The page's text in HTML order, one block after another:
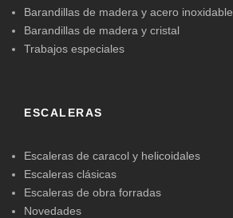
Barandillas de madera y acero inoxidable
Barandillas de madera y cristal
Trabajos especiales
ESCALERAS
Escaleras de caracol y helicoidales
Escaleras clásicas
Escaleras de obra forradas
Novedades